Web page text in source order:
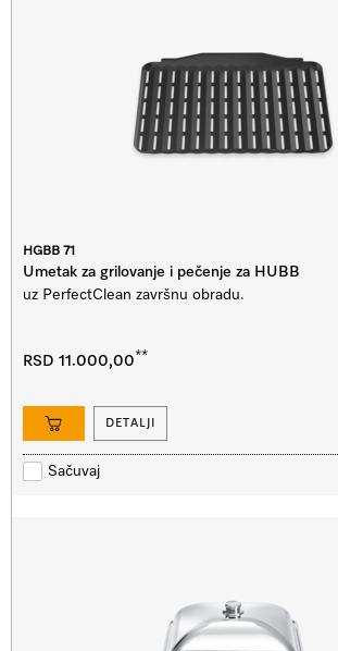
HGBB 71
Umetak za grilovanje i pečenje za HUBB
uz PerfectClean završnu obradu.
RSD 11.000,00**
DETALJI
Sačuvaj